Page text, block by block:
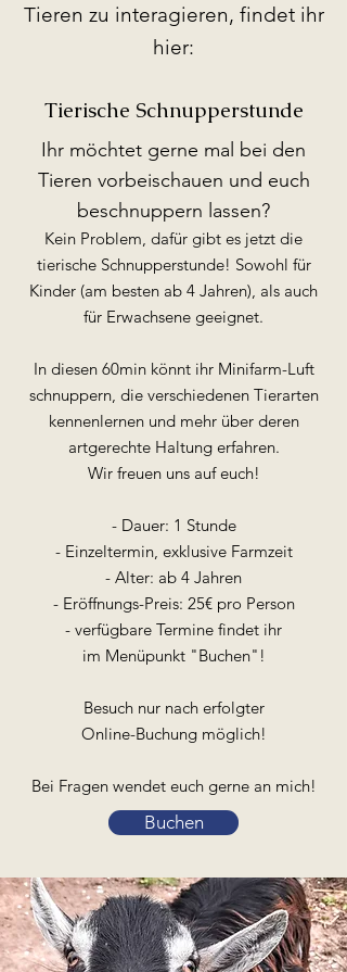
Tieren zu interagieren, findet ihr
hier:
Tierische Schnupperstunde
Ihr möchtet gerne mal bei den
Tieren vorbeischauen und euch
beschnuppern lassen?
Kein Problem, dafür gibt es jetzt die
tierische Schnupperstunde! Sowohl für
Kinder (am besten ab 4 Jahren), als auch
für Erwachsene geeignet.
In diesen 60min könnt ihr Minifarm-Luft
schnuppern, die verschiedenen Tierarten
kennenlernen und mehr über deren
artgerechte Haltung erfahren.
Wir freuen uns auf euch!
- Dauer: 1 Stunde
- Einzeltermin, exklusive Farmzeit
- Alter: ab 4 Jahren
- Eröffnungs-Preis: 25€ pro Person
- verfügbare Termine findet ihr
im Menüpunkt "Buchen"!
Besuch nur nach erfolgter
Online-Buchung möglich!
Bei Fragen wendet euch gerne an mich!
Buchen